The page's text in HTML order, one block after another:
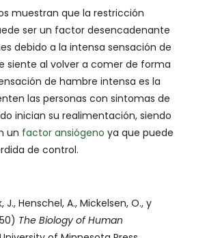
muestran que la restricción
ser un factor desencadenante
debido a la intensa sensación de
siente al volver a comer de forma
de hambre intensa es la
las personas con sintomas de
inician su realimentación, siendo
un factor ansiógeno ya que puede
de control.
J., Henschel, A., Mickelsen, O., y
The Biology of Human